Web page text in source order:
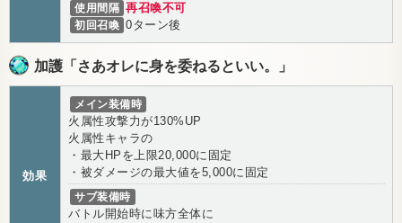
使用間隔 再召喚不可
初回召喚 0ターン後
加護「さあオレに身を委ねるといい。」
効果
メイン装備時
火属性攻撃力が130%UP
火属性キャラの
・最大HPを上限20,000に固定
・被ダメージの最大値を5,000に固定
サブ装備時
バトル開始時に味方全体に